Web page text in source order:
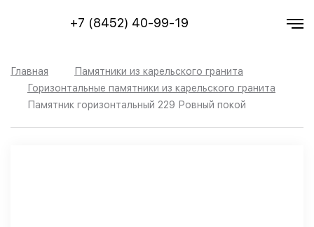
+7 (8452) 40-99-19
Главная
Памятники из карельского гранита
Горизонтальные памятники из карельского гранита
Памятник горизонтальный 229 Ровный покой